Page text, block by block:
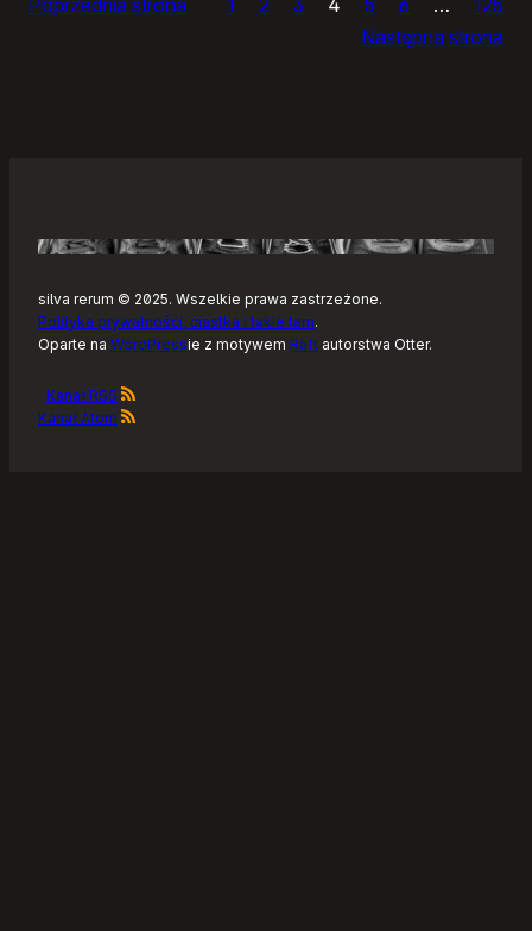
Następna strona
silva rerum © 2025. Wszelkie prawa zastrzeżone.
Polityka prywatności, ciastka i takie tam.
Oparte na WordPressie z motywem Raft autorstwa Otter.
Kanał RSS
Kanał Atom